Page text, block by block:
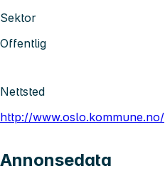
Sektor
Offentlig
Nettsted
http://www.oslo.kommune.no/
Annonsedata